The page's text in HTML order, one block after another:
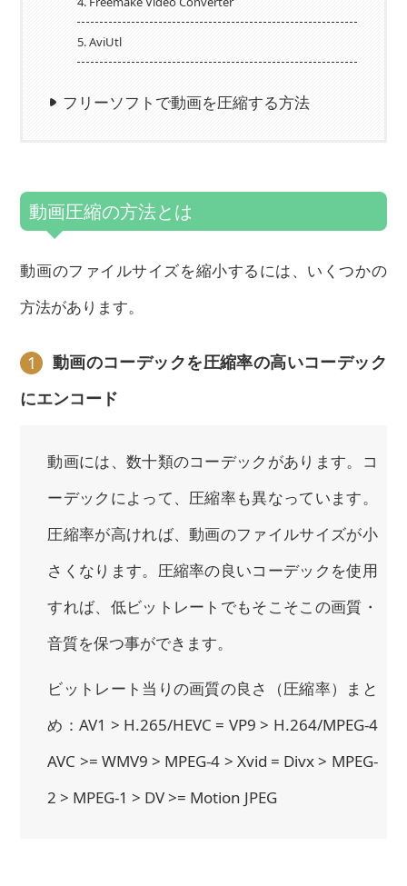
5. AviUtl
フリーソフトで動画を圧縮する方法
動画圧縮の方法とは
動画のファイルサイズを縮小するには、いくつかの
方法があります。
1
動画のコーデックを圧縮率の高いコーデック
にエンコード
動画には、数十類のコーデックがあります。コ
ーデックによって、圧縮率も異なっています。
圧縮率が高ければ、動画のファイルサイズが小
さくなります。圧縮率の良いコーデックを使用
すれば、低ビットレートでもそこそこの画質・
音質を保つ事ができます。
ビットレート当りの画質の良さ（圧縮率）まと
め：AV1 > H.265/HEVC = VP9 > H.264/MPEG-4
AVC >= WMV9 > MPEG-4 > Xvid = Divx > MPEG-
2 > MPEG-1 > DV >= Motion JPEG